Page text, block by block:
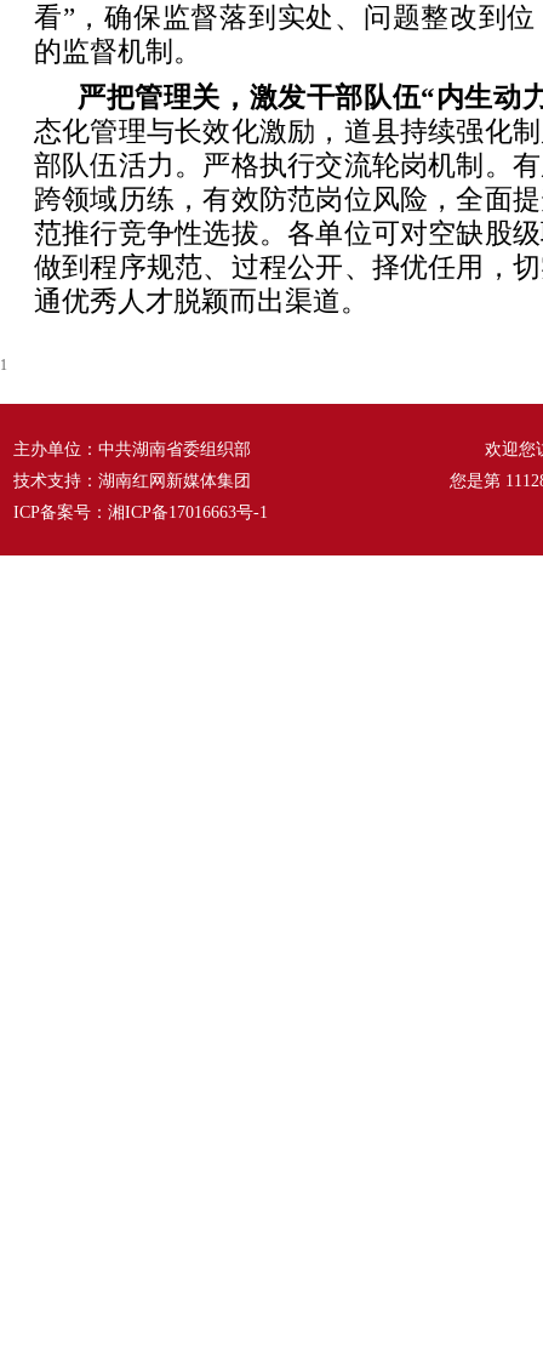
看”，确保监督落到实处、问题整改到
的监督机制。
严把管理关，激发干部队伍“内生动
态化管理与长效化激励，道县持续强化
部队伍活力。严格执行交流轮岗机制。
跨领域历练，有效防范岗位风险，全面
范推行竞争性选拔。各单位可对空缺股
做到程序规范、过程公开、择优任用，
通优秀人才脱颖而出渠道。
1
主办单位：中共湖南省委组织部
技术支持：湖南红网新媒体集团
ICP备案号： 湘ICP备17016663号-1
欢迎您
您是第